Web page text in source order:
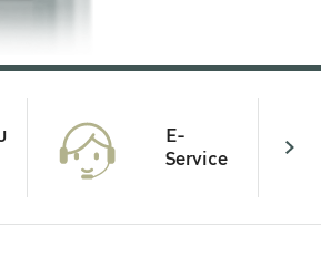
E-
Service